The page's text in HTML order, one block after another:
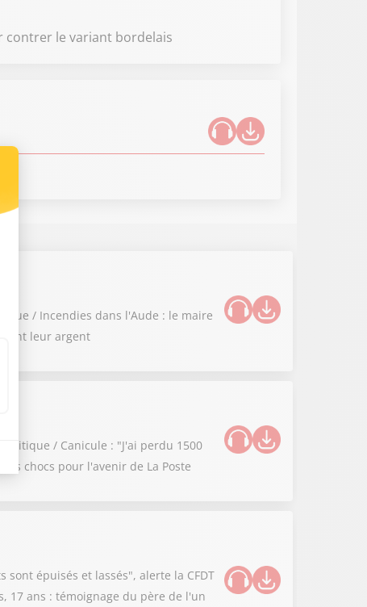
contrer le variant bordelais
/ Incendies dans l'Aude : le maire
leur argent
/ Canicule : "J'ai perdu 1500
chocs pour l'avenir de La Poste
épuisés et lassés", alerte la CFDT
17 ans : témoignage du père de l'un